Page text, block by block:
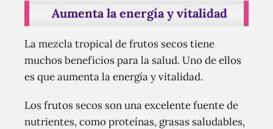
Aumenta la energía y vitalidad
La mezcla tropical de frutos secos tiene
muchos beneficios para la salud. Uno de ellos
es que aumenta la energía y vitalidad.
Los frutos secos son una excelente fuente de
nutrientes, como proteínas, grasas saludables,